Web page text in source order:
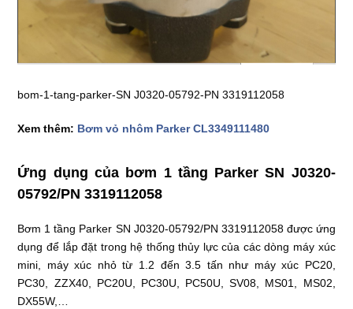
bom-1-tang-parker-SN J0320-05792-PN 3319112058
Xem thêm: Bơm vỏ nhôm Parker CL3349111480
Ứng dụng của bơm 1 tầng Parker SN J0320-
05792/PN 3319112058
Bơm 1 tầng Parker SN J0320-05792/PN 3319112058 được ứng
dụng để lắp đặt trong hệ thống thủy lực của các dòng máy xúc
mini, máy xúc nhỏ từ 1.2 đến 3.5 tấn như máy xúc PC20,
PC30, ZZX40, PC20U, PC30U, PC50U, SV08, MS01, MS02,
DX55W,…